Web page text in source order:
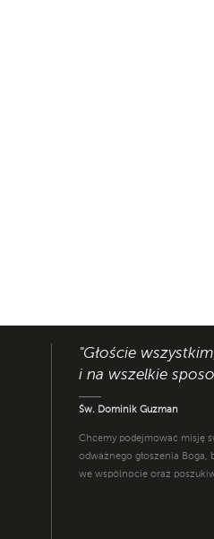
"Głoście
i na wszelkie
Św. Dominik Guzman
Chcemy podejmować misję
odważnego głoszenia Boga,
we wspólnocie oraz